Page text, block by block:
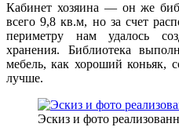
Кабинет хозяина — он же
всего 9,8 кв.м, но за счет
периметру нам удалось
хранения. Библиотека
мебель, как хороший коньяк,
лучше.
Эскиз и фото